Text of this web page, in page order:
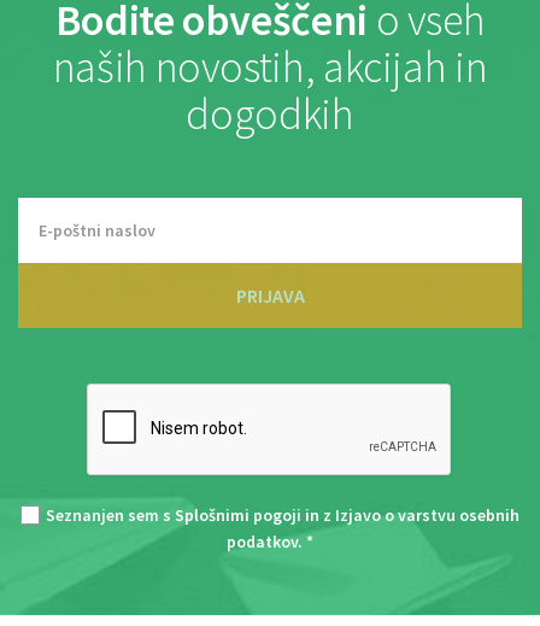
Bodite obveščeni o vseh
naših novostih, akcijah in
dogodkih
PRIJAVA
Seznanjen sem s Splošnimi pogoji in z Izjavo o varstvu osebnih
podatkov. *